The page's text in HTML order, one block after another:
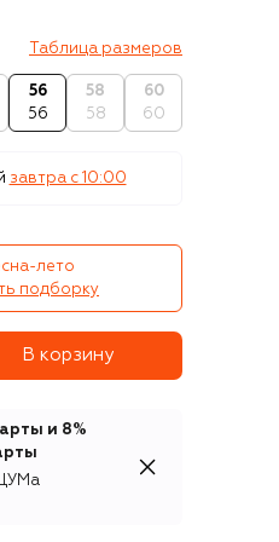
Таблица размеров
56
56
58
58
60
60
завтра c 10:00
лето
подборку
В корзину
и 8%